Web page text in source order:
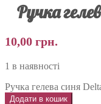
Ручка
10,00 грн.
1 в наявності
Ручка гелева синя
Додати в кошик